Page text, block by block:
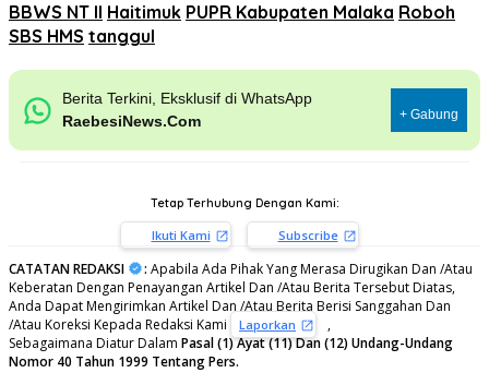
BBWS NT II Haitimuk PUPR Kabupaten Malaka Roboh
SBS HMS tanggul
Berita Terkini, Eksklusif di WhatsApp
RaebesiNews.Com
+ Gabung
Tetap Terhubung Dengan Kami:
Ikuti Kami Subscribe
CATATAN REDAKSI : Apabila Ada Pihak Yang Merasa Dirugikan Dan /Atau
Keberatan Dengan Penayangan Artikel Dan /Atau Berita Tersebut Diatas,
Anda Dapat Mengirimkan Artikel Dan /Atau Berita Berisi Sanggahan Dan
/Atau Koreksi Kepada Redaksi Kami
Laporkan
,
Sebagaimana Diatur Dalam Pasal (1) Ayat (11) Dan (12) Undang-Undang
Nomor 40 Tahun 1999 Tentang Pers.